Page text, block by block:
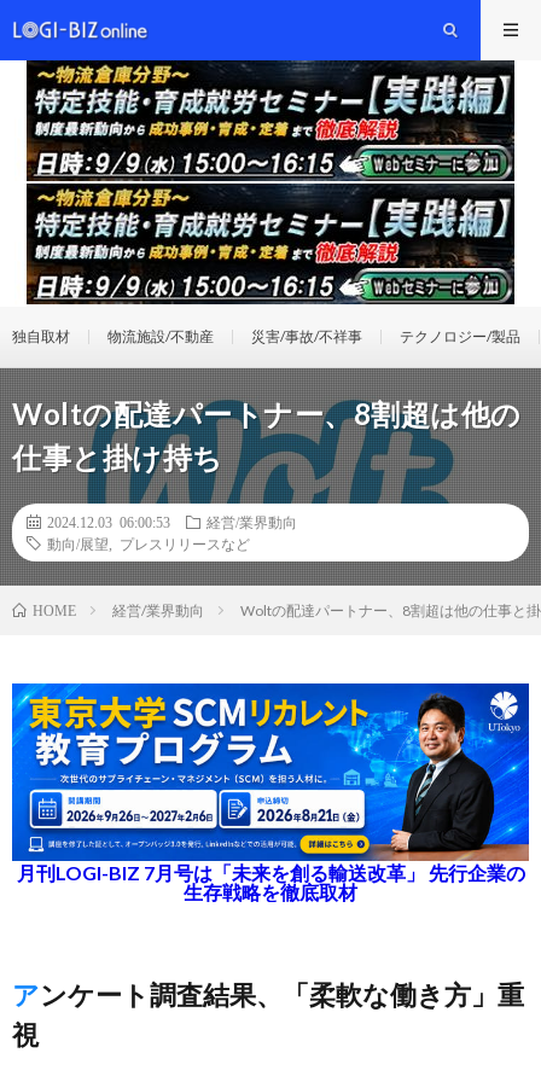
独自取材 物流施設/不動産 災害/事故/不祥事 テクノロジー/製品
Woltの配達パートナー、8割超は他の
仕事と掛け持ち
2024.12.03 06:00:53
経営/業界動向
動向/展望
プレスリリースなど
HOME 経営/業界動向 Woltの配達パートナー、8割超は他の仕事と
月刊LOGI-BIZ 7月号は「未来を創る輸送改革」 先行企業の
生存戦略を徹底取材
アンケート調査結果、「柔軟な働き方」重
視